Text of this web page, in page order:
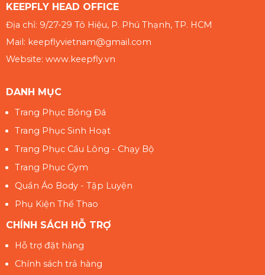
KEEPFLY HEAD OFFICE
Địa chỉ: 9/27-29 Tô Hiệu, P. Phú Thạnh, TP. HCM
Mail: keepflyvietnam@gmail.com
Website: www.keepfly.vn
DANH MỤC
Trang Phục Bóng Đá
Trang Phục Sinh Hoạt
Trang Phục Cầu Lông - Chạy Bộ
Trang Phục Gym
Quần Áo Body - Tập Luyện
Phụ Kiện Thể Thao
CHÍNH SÁCH HỖ TRỢ
Hỗ trợ đặt hàng
Chính sách trả hàng